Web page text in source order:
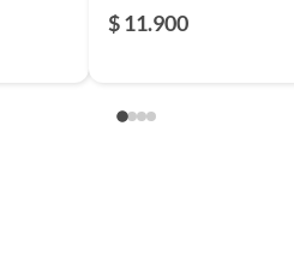
$ 11.900